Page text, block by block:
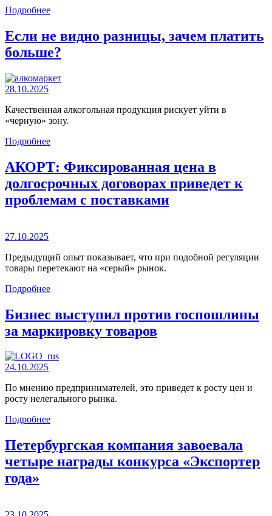
Подробнее
Если не видно разницы, зачем платить
больше?
28.10.2025
Качественная алкогольная продукция рискует уйти в
«черную» зону.
Подробнее
АКОРТ: Фиксированная цена в
долгосрочных договорах приведет к
проблемам с поставками
27.10.2025
Предыдущий опыт показывает, что при подобной регуляции
товары перетекают на «серый» рынок.
Подробнее
Бизнес выступил против госпошлины
за маркировку товаров
24.10.2025
По мнению предпринимателей, это приведет к росту цен и
росту нелегального рынка.
Подробнее
Петербургская компания завоевала
четыре награды конкурса «Экспортер
года»